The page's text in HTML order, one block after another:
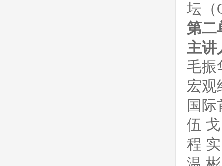
坛（
第二
主讲
毛振
宏观
国际
伍
程